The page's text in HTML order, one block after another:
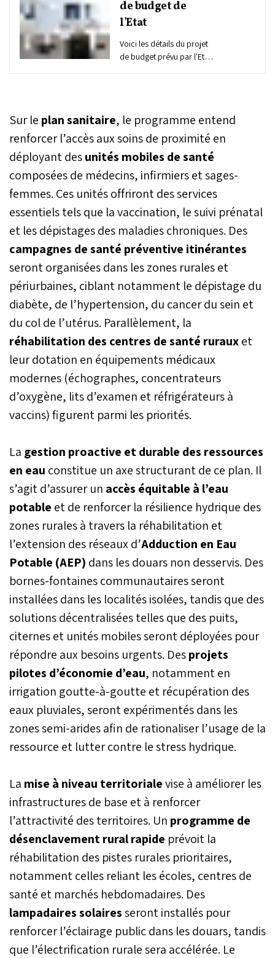
de budget de
l'Etat
Voici les détails du projet
de budget prévu par l'Etat
Sur le plan sanitaire, le programme entend
renforcer l’accès aux soins de proximité en
déployant desunités mobiles de santé
composées de médecins, infirmiers et sages-
femmes. Ces unités offriront des services
essentiels tels que la vaccination, le suivi prénatal
et les dépistages des maladies chroniques. Des
campagnes de santé préventive itinérantes
seront organisées dans les zones rurales et
périurbaines, ciblant notamment le dépistage du
diabète, de l’hypertension, du cancer du sein et
du col de l’utérus. Parallèlement, la
réhabilitation des centres de santé rurauxet
leur dotation en équipements médicaux
modernes (échographes, concentrateurs
d’oxygène, lits d’examen et réfrigérateurs à
vaccins) figurent parmi les priorités.
La gestion proactive et durable des ressources
en eau constitue un axe structurant de ce plan. Il
s’agit d’assurer un accès équitable à l’eau
potable et de renforcer la résilience hydrique des
zones rurales à travers la réhabilitation et
l’extension des réseaux d’Adduction en Eau
Potable (AEP) dans les douars non desservis. Des
bornes-fontaines communautaires seront
installées dans les localités isolées, tandis que des
solutions décentralisées telles que des puits,
citernes et unités mobiles seront déployées pour
répondre aux besoins urgents. Desprojets
pilotes d’économie d’eau, notamment en
irrigation goutte-à-goutte et récupération des
eaux pluviales, seront expérimentés dans les
zones semi-arides afin de rationaliser l’usage de la
ressource et lutter contre le stress hydrique.
La mise à niveau territorialevise à améliorer les
infrastructures de base et à renforcer
l’attractivité des territoires. Un programme de
désenclavement rural rapide prévoit la
réhabilitation des pistes rurales prioritaires,
notamment celles reliant les écoles, centres de
santé et marchés hebdomadaires. Des
lampadaires solairesseront installés pour
renforcer l’éclairage public dans les douars, tandis
que l’électrification rurale sera accélérée. Le